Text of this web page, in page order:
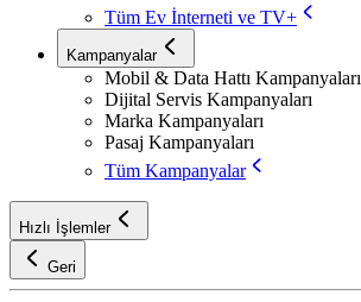
Tüm Ev İnterneti ve TV+
Kampanyalar
Mobil & Data Hattı Kampanyaları
Dijital Servis Kampanyaları
Marka Kampanyaları
Pasaj Kampanyaları
Tüm Kampanyalar
Hızlı İşlemler
Geri